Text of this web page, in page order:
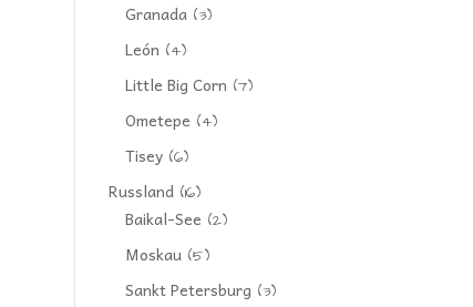
Granada (3)
León (4)
Little Big Corn (7)
Ometepe (4)
Tisey (6)
Russland (16)
Baikal-See (2)
Moskau (5)
Sankt Petersburg (3)